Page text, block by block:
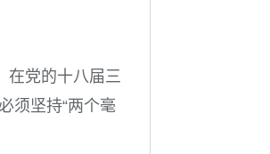
在党的十八届三
须坚持“两个毫